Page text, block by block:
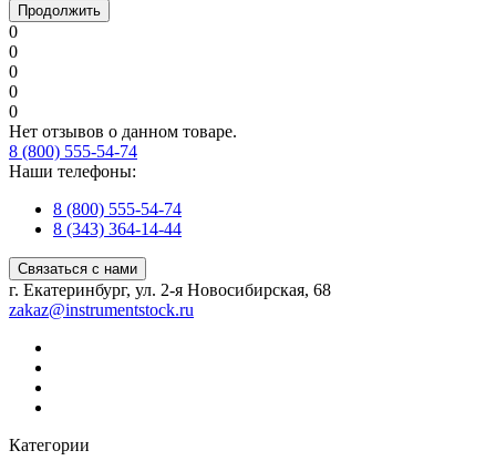
Продолжить
0
0
0
0
0
Нет отзывов о данном товаре.
8 (800) 555-54-74
Наши телефоны:
8 (800) 555-54-74
8 (343) 364-14-44
Связаться с нами
г. Екатеринбург, ул. 2-я Новосибирская, 68
zakaz@instrumentstock.ru
Категории